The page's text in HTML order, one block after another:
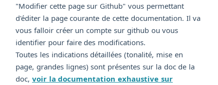
"Modifier cette page sur Github" vous permettant
d'éditer la page courante de cette documentation. Il va
vous falloir créer un compte sur github ou vous
identifier pour faire des modifications.
Toutes les indications détaillées (tonalité, mise en
page, grandes lignes) sont présentes sur la doc de la
doc, voir la documentation exhaustive sur